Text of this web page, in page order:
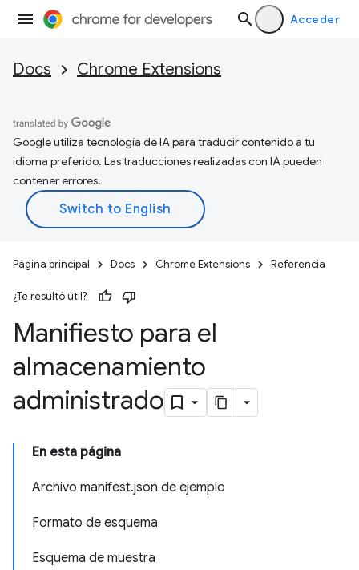
Acceder
Docs Chrome Extensions
Google utiliza tecnología de IA para traducir contenido a tu
idioma preferido. Las traducciones realizadas con IA pueden
contener errores.
Página principal Docs Chrome Extensions Referencia
¿Te resultó útil?
Manifiesto para el
almacenamiento
administrado
En esta página
Archivo manifest.json de ejemplo
Formato de esquema
Esquema de muestra